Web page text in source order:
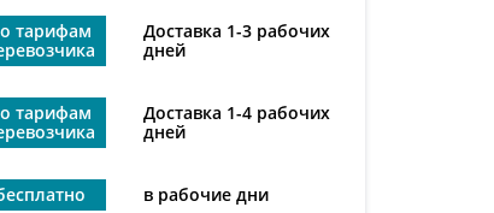
тарифам
Доставка 1-3 рабочих
дней
тарифам
Доставка 1-4 рабочих
дней
в рабочие дни